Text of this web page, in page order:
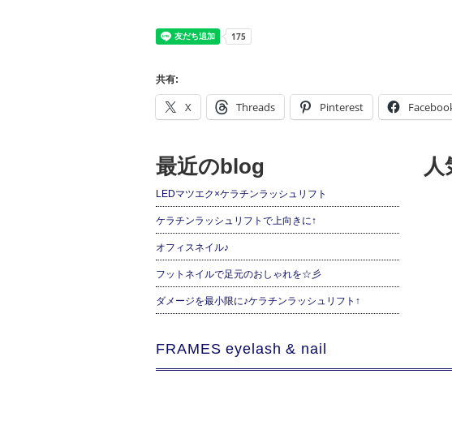
共有:
X Threads Pinterest
最近のblog
LEDマツエク×ケラチンラッシュリフト
ケラチンラッシュリフトで上向きに↑
オフィスネイル♪
フットネイルで足元のおしゃれを☆彡
ダメージを最小限に♪ケラチンラッシュリフト↑
FRAMES eyelash & nail